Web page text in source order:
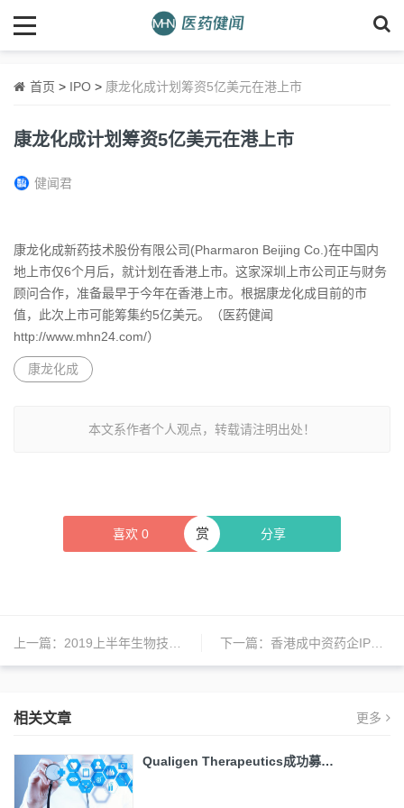
首页 > IPO > 康龙化成计划筹资5亿美元在港上市
康龙化成计划筹资5亿美元在港上市
健闻君
康龙化成新药技术股份有限公司(Pharmaron Beijing Co.)在中国内
地上市仅6个月后，就计划在香港上市。这家深圳上市公司正与财务
顾问合作，准备最早于今年在香港上市。根据康龙化成目前的市
值，此次上市可能筹集约5亿美元。（医药健闻
http://www.mhn24.com/）
康龙化成
本文系作者个人观点，转载请注明出处！
喜欢 0 分享
赏
上一篇： 2019上半年生物技术十大IPO 中国企业占5席 下一篇： 香港成中资药企IPO热门目的地
相关文章 更多
Qualigen Therapeutics成功募…